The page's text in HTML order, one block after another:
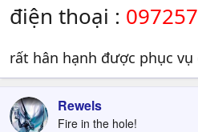
điện thoại :
rất hân hạnh được phục vụ
Rewels
Fire in the hole!